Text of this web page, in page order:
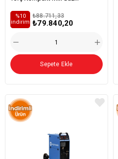
₺79.840,20
₺88.711,33
%10
i̇ndirim
Sepete Ekle